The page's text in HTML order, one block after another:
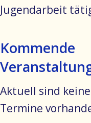
Jugendarbeit
Kommende
Aktuell sind keine
Termine